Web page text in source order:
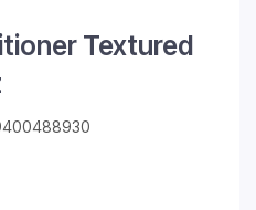
Textured